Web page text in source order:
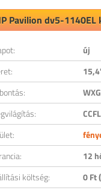
Pavilion dv5-
új
CCFL
12
költség:
0 Ft